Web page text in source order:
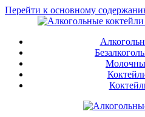
Перейти к основному